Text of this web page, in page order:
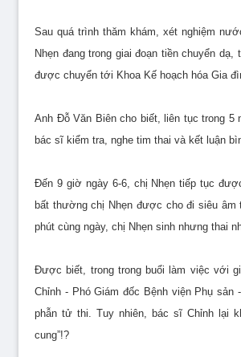
Sau quá trình thăm khám, xét nghiệm
Nhẹn đang trong giai đoạn tiền chuyển
được chuyển tới Khoa Kế hoạch hóa Gia
Anh Đỗ Văn Biên cho biết, liên tục trong 5
bác sĩ kiểm tra, nghe tim thai và kết luận
Đến 9 giờ ngày 6-6, chị Nhẹn tiếp tục
bất thường chị Nhẹn được cho đi siêu
phút cùng ngày, chị Nhẹn sinh nhưng thai
Được biết, trong trong buổi làm việc với
Chỉnh - Phó Giám đốc Bệnh viện Phụ
phẫn tử thi. Tuy nhiên, bác sĩ Chỉnh lại
cung”!?